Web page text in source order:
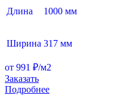
Длина 1000 мм
Ширина 317 мм
от 991 ₽/м2
Заказать
Подробнее